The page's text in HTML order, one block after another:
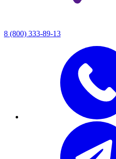
8 (800) 333-89-13